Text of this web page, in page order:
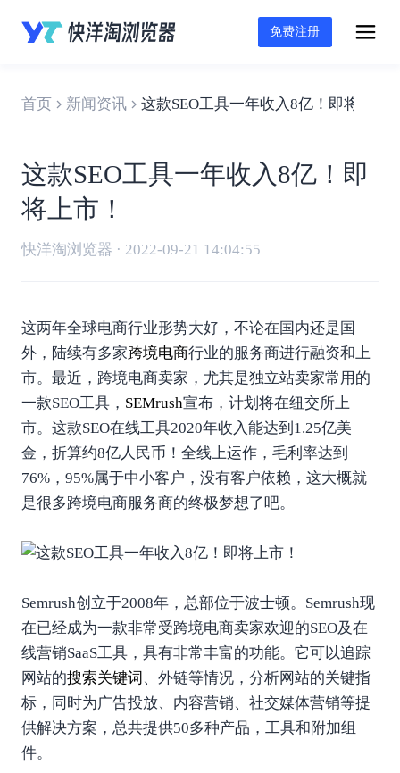
免费注册
首页 新闻资讯 这款SEO工具一年收入8亿！即将上市
这款SEO工具一年收入8亿！即
将上市！
快洋淘浏览器 · 2022-09-21 14:04:55
这两年全球电商行业形势大好，不论在国内还是国
外，陆续有多家跨境电商行业的服务商进行融资和上
市。最近，跨境电商卖家，尤其是独立站卖家常用的
一款SEO工具， SEMrush宣布，计划将在纽交所上
市。这款SEO在线工具2020年收入能达到1.25亿美
金，折算约8亿人民币！全线上运作，毛利率达到
76%，95%属于中小客户，没有客户依赖，这大概就
是很多跨境电商服务商的终极梦想了吧。
Semrush创立于2008年，总部位于波士顿。Semrush现
在已经成为一款非常受跨境电商卖家欢迎的SEO及在
线营销SaaS工具，具有非常丰富的功能。它可以追踪
网站的搜索关键词 、外链等情况，分析网站的关键指
标，同时为广告投放、内容营销、社交媒体营销等提
供解决方案，总共提供50多种产品，工具和附加组
件。